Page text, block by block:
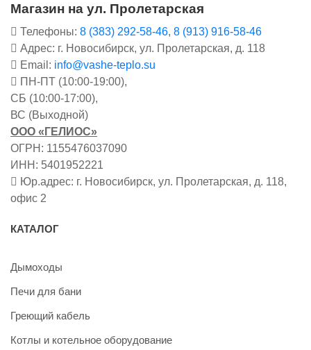
Магазин на ул. Пролетарская
Телефоны: 8 (383) 292-58-46, 8 (913) 916-58-46
Адрес: г. Новосибирск, ул. Пролетарская, д. 118
Email: info@vashe-teplo.su
ПН-ПТ (10:00-19:00),
СБ (10:00-17:00),
ВС (Выходной)
ООО «ГЕЛИОС»
ОГРН: 1155476037090
ИНН: 5401952221
Юр.адрес: г. Новосибирск, ул. Пролетарская, д. 118,
офис 2
КАТАЛОГ
Дымоходы
Печи для бани
Греющий кабель
Котлы и котельное оборудование